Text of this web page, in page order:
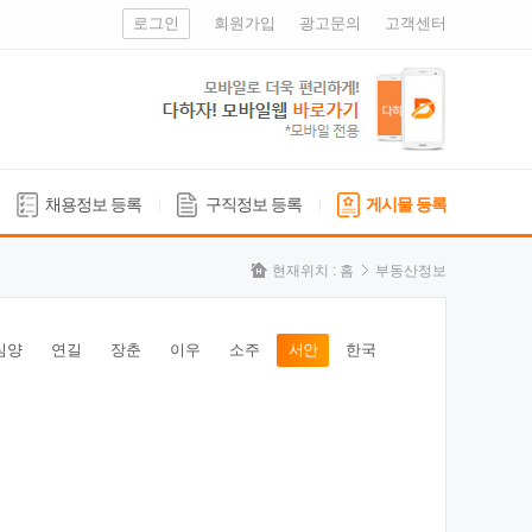
로그인 회원가입 광고문의 고객센터
채용정보 등록 구직정보 등록 게시물 등록
현재위치 : 홈 부동산정보
양 연길 장춘 이우 소주 서안 한국